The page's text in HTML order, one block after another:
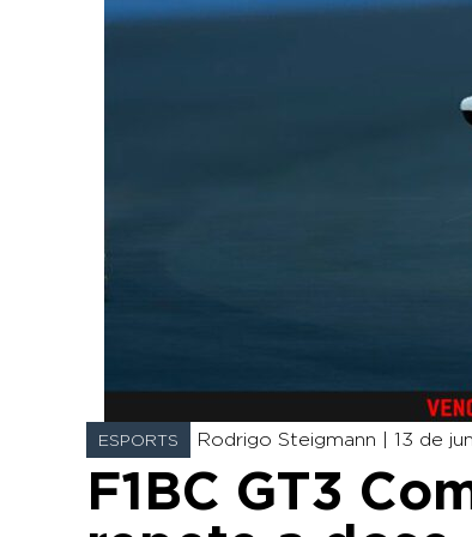
ESPORTS Rodrigo Steigmann | 13 de
F1BC GT3